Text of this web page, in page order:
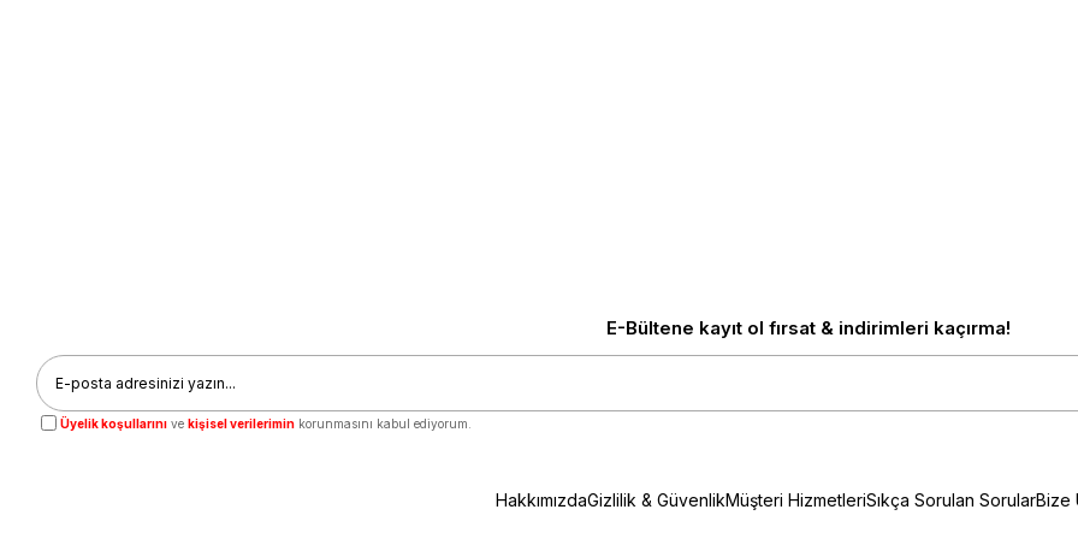
E-Bültene kayıt ol fırsat & indirimleri kaçırma!
Üyelik koşullarını ve kişisel verilerimin korunmasını kabul ediyorum.
HakkımızdaGizlilik & GüvenlikMüşteri HizmetleriSıkça Sorulan SorularBize